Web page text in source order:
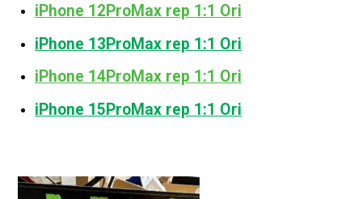
iPhone 12ProMax rep 1:1 Ori
iPhone 13ProMax rep 1:1 Ori
iPhone 14ProMax rep 1:1 Ori
iPhone 15ProMax rep 1:1 Ori